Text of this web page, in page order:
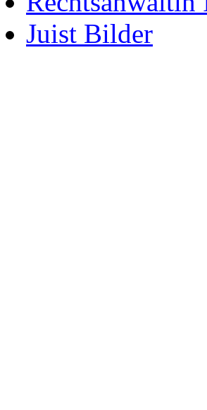
Juist Bilder